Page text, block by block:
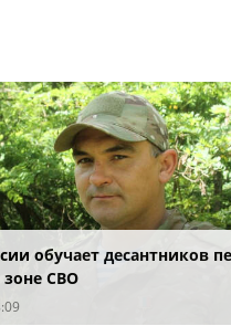
обучает десантников
зоне СВО